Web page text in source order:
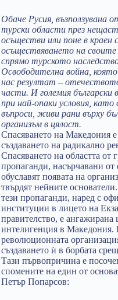
Обаче Русия, възползувана
турски области през
осъществи или поне в краен
осъществяването на своите
спрямо турското
Освободителна война,
нас резултат –
части. И големия български
при най-опаки условия, като
въпроси, живи рани върху
организъм в цялост.
Спасяването на Македония
създаването на радикално
Спасяването на областта от
пропаганди, насърчавани от
обуславят появата на
твърдят нейните
тези пропаганди, наред с
институции в лицето на
правителство, е ангажирана
интелигенция в
революционната
създаването ѝ в борбата
Тази първопричина е
спомените на един от
Петър Попарсов: